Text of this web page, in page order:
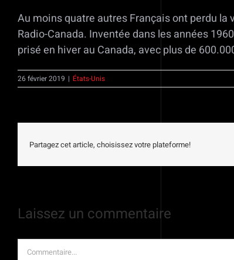
Au moins quatre autres Français ont perdu
Radio-Canada. Inventée dans les années
prisé en hiver au Canada, avec plus de
26 février 2019 | États-Unis
Partagez cet article, choisissez votre plateforme!
Laissez un commentaire
Commentaire